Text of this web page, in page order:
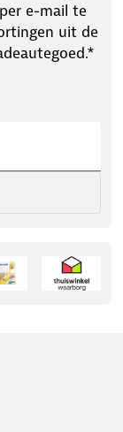
e-mail te
uit de